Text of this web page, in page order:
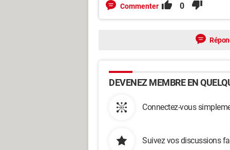
Commenter 0
DEVENEZ MEMBRE EN
Connectez-vous
Suivez vos discussions